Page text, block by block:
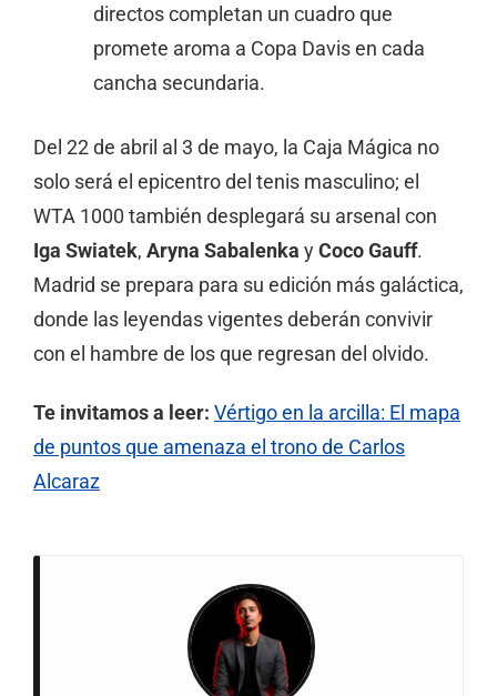
directos completan un cuadro que
promete aroma a Copa Davis en cada
cancha secundaria.
Del 22 de abril al 3 de mayo, la Caja Mágica no
solo será el epicentro del tenis masculino; el
WTA 1000 también desplegará su arsenal con
Iga Swiatek, Aryna Sabalenka y Coco Gauff.
Madrid se prepara para su edición más galáctica,
donde las leyendas vigentes deberán convivir
con el hambre de los que regresan del olvido.
Te invitamos a leer: Vértigo en la arcilla: El mapa
de puntos que amenaza el trono de Carlos
Alcaraz